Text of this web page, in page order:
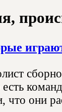
что они